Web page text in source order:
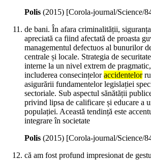
Polis (2015) [Corola-journal/Science/
de bani. În afara criminalității,
apreciată ca fiind afectată de proasta
managementul defectuos al bunurilor
centrale și locale. Strategia de
interne la un nivel extrem de
includerea consecințeloraccidentelor
asigurării fundamentelor legislației
sectoriale. Sub aspectul sănătății
privind lipsa de calificare și educare a
populației. Această tendință este
integrare în societate
Polis (2015) [Corola-journal/Science/
că am fost profund impresionat de